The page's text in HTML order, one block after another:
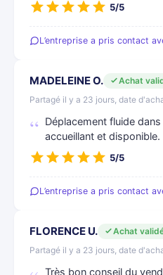
5/5
L’entreprise a pris contact
MADELEINE O.
Achat
Partagé il y a 23 jours, date
Déplacement fluide
accueillant et disponible.
5/5
L’entreprise a pris contact
FLORENCE U.
Achat
Partagé il y a 23 jours, date
Très bon conseil du